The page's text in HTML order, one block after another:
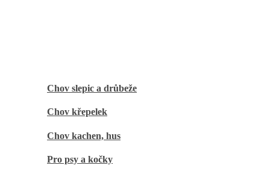
Chov slepic a drůbeže
Chov křepelek
Chov kachen, hus
Pro psy a kočky